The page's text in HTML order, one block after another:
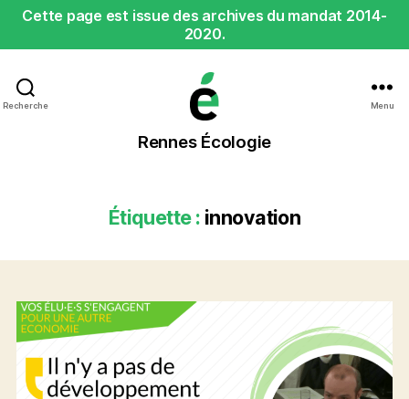
Cette page est issue des archives du mandat 2014-
2020.
Recherche
Rennes
Écologie
Rennes Écologie
Menu
Étiquette : innovation